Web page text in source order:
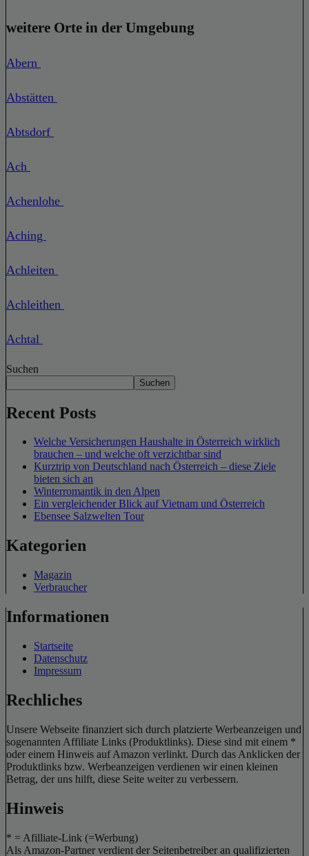
weitere Orte in der Umgebung
Abern
Abstätten
Abtsdorf
Ach
Achenlohe
Aching
Achleiten
Achleithen
Achtal
Suchen
Suchen
Recent Posts
Welche Versicherungen Haushalte in Österreich wirklich
brauchen – und welche oft verzichtbar sind
Kurztrip von Deutschland nach Österreich – diese Ziele
bieten sich an
Winterromantik in den Alpen
Ein vergleichender Blick auf Vietnam und Österreich
Ebensee Salzwelten Tour
Kategorien
Magazin
Verbraucher
Informationen
Startseite
Datenschutz
Impressum
Rechliches
Unsere Webseite finanziert sich durch platzierte Werbeanzeigen und
sogenannten Affiliate Links (Produktlinks). Diese sind mit einem *
oder einem Hinweis auf Amazon verlinkt. Durch das Anklicken der
Produktlinks bzw. Werbeanzeigen verdienen wir einen kleinen
Betrag, der uns hilft, diese Seite weiter zu verbessern.
Hinweis
* = Afilliate-Link (=Werbung)
Als Amazon-Partner verdient der Seitenbetreiber an qualifizierten